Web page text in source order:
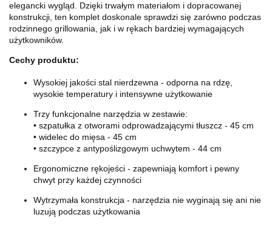
elegancki wygląd. Dzięki trwałym materiałom i dopracowanej
konstrukcji, ten komplet doskonale sprawdzi się zarówno podczas
rodzinnego grillowania, jak i w rękach bardziej wymagających
użytkowników.
Cechy produktu:
Wysokiej jakości stal nierdzewna - odporna na rdzę,
wysokie temperatury i intensywne użytkowanie
Trzy funkcjonalne narzędzia w zestawie:
• szpatułka z otworami odprowadzającymi tłuszcz - 45 cm
• widelec do mięsa - 45 cm
• szczypce z antypoślizgowym uchwytem - 44 cm
Ergonomiczne rękojeści - zapewniają komfort i pewny
chwyt przy każdej czynności
Wytrzymała konstrukcja - narzędzia nie wyginają się ani nie
luzują podczas użytkowania